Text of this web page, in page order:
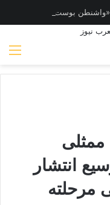
ممثلى
انتشار
مرحلته